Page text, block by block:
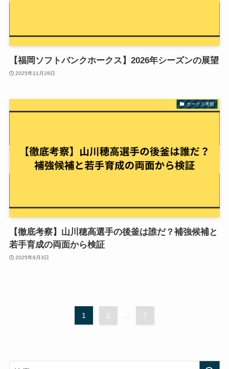
【福岡ソフトバンクホークス】2026年シーズンの展望
2025年11月28日
ホークス考察
【徹底考察】山川穂高選手の後釜は誰だ？補強候補と
若手育成の両面から検証
2025年9月3日
1 2 ... 7